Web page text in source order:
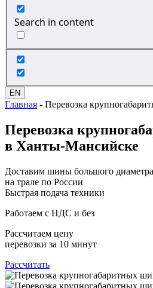
Search in content
EN
Главная - Перевозка
Перевозка
в Ханты-Мансийске
Доставим шины большого диаметра
на трале по России
Быстрая подача техники
Работаем с НДС и без
Рассчитаем цену
перевозки за 10 минут
Рассчитать